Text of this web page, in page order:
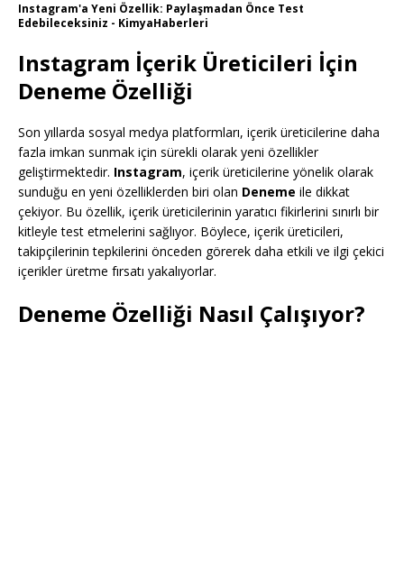
Instagram'a Yeni Özellik: Paylaşmadan Önce Test
Edebileceksiniz - KimyaHaberleri
Instagram İçerik Üreticileri İçin
Deneme Özelliği
Son yıllarda sosyal medya platformları, içerik üreticilerine daha
fazla imkan sunmak için sürekli olarak yeni özellikler
geliştirmektedir. Instagram, içerik üreticilerine yönelik olarak
sunduğu en yeni özelliklerden biri olan Deneme ile dikkat
çekiyor. Bu özellik, içerik üreticilerinin yaratıcı fikirlerini sınırlı bir
kitleyle test etmelerini sağlıyor. Böylece, içerik üreticileri,
takipçilerinin tepkilerini önceden görerek daha etkili ve ilgi çekici
içerikler üretme fırsatı yakalıyorlar.
Deneme Özelliği Nasıl Çalışıyor?